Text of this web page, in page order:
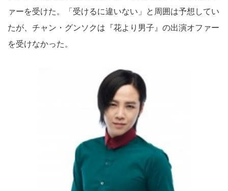
ァーを受けた。「受けるに違いない」と周囲は予想してい
たが、チャン・グンソクは『花より男子』の出演オファー
を受けなかった。